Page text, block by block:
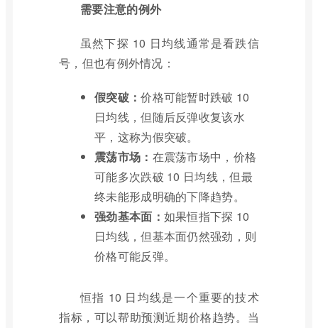
需要注意的例外
虽然下探 10 日均线通常是看跌信
号，但也有例外情况：
假突破：价格可能暂时跌破 10
日均线，但随后反弹收复该水
平，这称为假突破。
震荡市场： 在震荡市场中，价格
可能多次跌破 10 日均线，但最
终未能形成明确的下降趋势。
强劲基本面： 如果恒指下探 10
日均线，但基本面仍然强劲，则
价格可能反弹。
恒指 10 日均线是一个重要的技术
指标，可以帮助预测近期价格趋势。当